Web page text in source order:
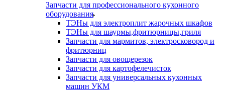
Запчасти для профессионального кухонного
оборудования
ТЭНы для электроплит жарочных шкафов
ТЭНы для шаурмы,фритюрницы,гриля
Запчасти для мармитов, электросковород и
фритюрниц
Запчасти для овощерезок
Запчасти для картофелечисток
Запчасти для универсальных кухонных
машин УКМ